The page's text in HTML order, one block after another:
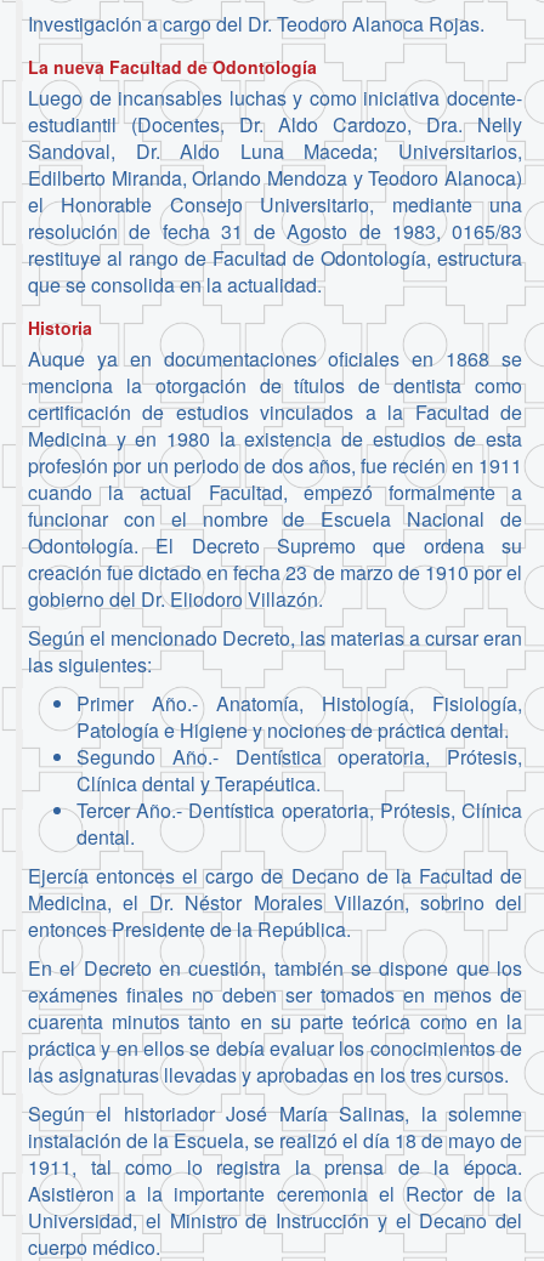
Investigación a cargo del Dr. Teodoro Alanoca Rojas.
La nueva Facultad de Odontología
Luego de incansables luchas y como iniciativa docente-
estudiantil (Docentes, Dr. Aldo Cardozo, Dra. Nelly
Sandoval, Dr. Aldo Luna Maceda; Universitarios,
Edilberto Miranda, Orlando Mendoza y Teodoro Alanoca)
el Honorable Consejo Universitario, mediante una
resolución de fecha 31 de Agosto de 1983, 0165/83
restituye al rango de Facultad de Odontología, estructura
que se consolida en la actualidad.
Historia
Auque ya en documentaciones oficiales en 1868 se
menciona la otorgación de títulos de dentista como
certificación de estudios vinculados a la Facultad de
Medicina y en 1980 la existencia de estudios de esta
profesión por un periodo de dos años, fue recién en 1911
cuando la actual Facultad, empezó formalmente a
funcionar con el nombre de Escuela Nacional de
Odontología. El Decreto Supremo que ordena su
creación fue dictado en fecha 23 de marzo de 1910 por el
gobierno del Dr. Eliodoro Villazón.
Según el mencionado Decreto, las materias a cursar eran
las siguientes:
Primer Año.- Anatomía, Histología, Fisiología,
Patología e Higiene y nociones de práctica dental.
Segundo Año.- Dentística operatoria, Prótesis,
Clínica dental y Terapéutica.
Tercer Año.- Dentística operatoria, Prótesis, Clínica
dental.
Ejercía entonces el cargo de Decano de la Facultad de
Medicina, el Dr. Néstor Morales Villazón, sobrino del
entonces Presidente de la República.
En el Decreto en cuestión, también se dispone que los
exámenes finales no deben ser tomados en menos de
cuarenta minutos tanto en su parte teórica como en la
práctica y en ellos se debía evaluar los conocimientos de
las asignaturas llevadas y aprobadas en los tres cursos.
Según el historiador José María Salinas, la solemne
instalación de la Escuela, se realizó el día 18 de mayo de
1911, tal como lo registra la prensa de la época.
Asistieron a la importante ceremonia el Rector de la
Universidad, el Ministro de Instrucción y el Decano del
cuerpo médico.